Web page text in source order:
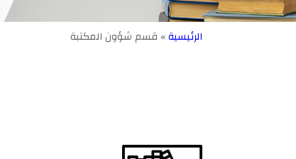
الرئيسية» قسم شؤون المكتبة